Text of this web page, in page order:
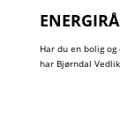
Har du en bolig
har Bjørndal